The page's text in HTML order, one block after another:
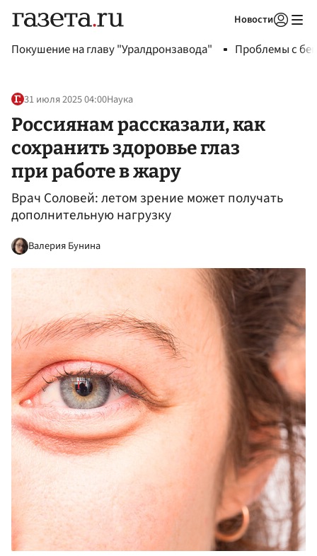
Новости
Покушение на главу "Уралдронзавода" Проблемы с
31 июля 2025 04:00Наука
Россиянам рассказали, как
сохранить здоровье глаз
при работе в жару
Врач Соловей: летом зрение может получать
дополнительную нагрузку
Валерия Бунина